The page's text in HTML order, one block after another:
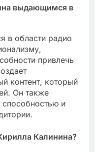
выдающимся в
в области радио
привлечь
контент, который
Он также
способностью и
Калинина?